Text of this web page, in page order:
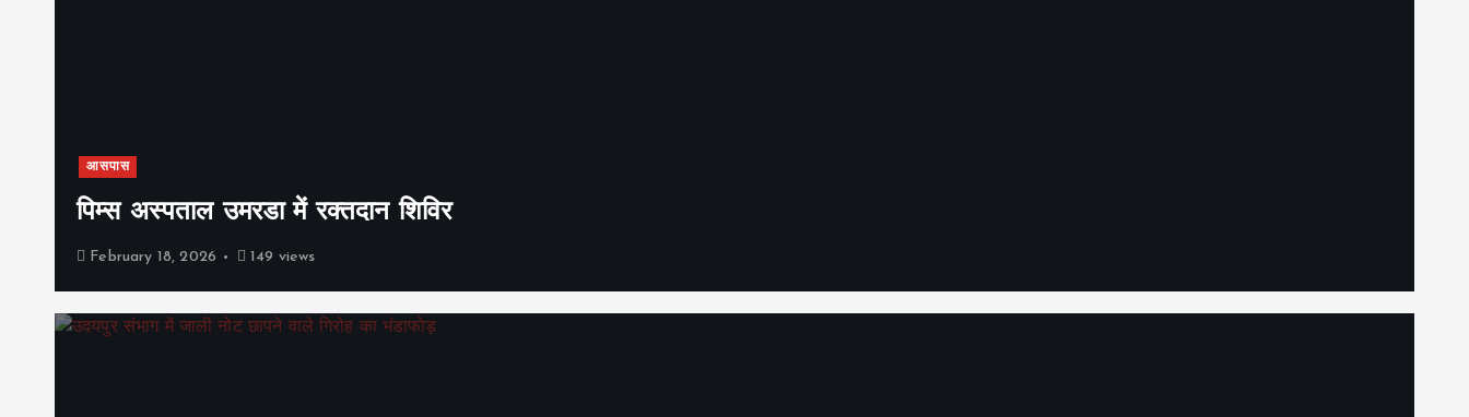
आसपास
पिम्स अस्पताल उमरडा में रक्तदान शिविर
February 18, 2026 149 views